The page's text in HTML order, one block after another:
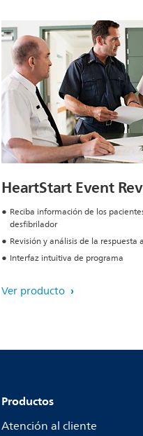
HeartStart Event
Reciba información de los
desfibrilador
Revisión y análisis de la respuesta
Interfaz intuitiva de programa
Ver producto
Productos
Atención al cliente